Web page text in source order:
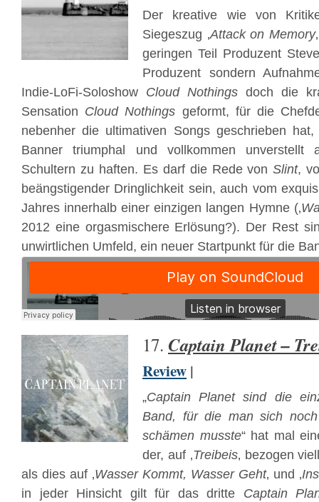
Der kreative wie von
Siegeszug ‚Attack on Memory
geringen Teil Produzent
Produzent sondern
Indie-LoFi-Soloshow Cloud Nothings doch die
Sensation Cloud Nothings geformt, für die
nebenher die ultimativen Songs geschrieben
Banner triumphal und vollkommen unverstellt
Schultern zu haften. Es darf die Rede vonSlint,
beängstigender Dringlichkeit sein, auch vom
Jahres innerhalb einer einzigen langen Hymne (‚
2012 eine orgasmischere Erlösung?). Der Rest
unwirtlichen Umfeld, ein neuer Startpunkt für die
17. Captain Planet –
Review |
„Captain Planet sind die
Band, für die man sich
schämen musste“ hat mal
der, auf ‚Treibeis‚ bezogen
als dies auf ‚Wasser Kommt, Wasser Geht‚ und ‚
in jeder Hinsicht gilt für das dritte Captain